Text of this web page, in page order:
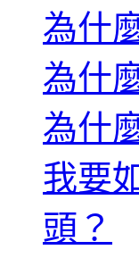
為什
為什
為什
我要
頭？